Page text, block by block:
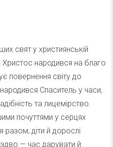
свят у християнській
Христос народився на благо
повернення світу до
Спаситель у часи,
та лицемірство.
почуттями у серцях
діти й дорослі
— час дарувати й